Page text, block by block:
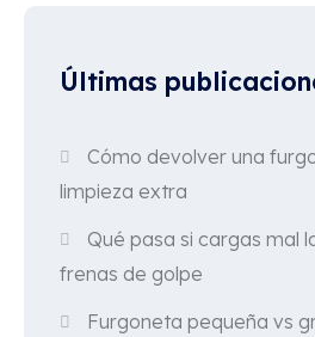
Últimas
Cómo devolver una
limpieza extra
Qué pasa si cargas mal
frenas de golpe
Furgoneta pequeña vs